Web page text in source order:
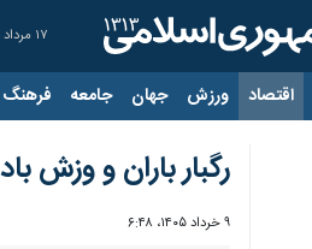
۱۷ مرداد ۱۴۰۵
اقتصاد ورزش جهان جامعه فرهنگ
رگبار باران و وزش باد شدید در ۹
۹ خرداد ۱۴۰۵، ۶:۴۸